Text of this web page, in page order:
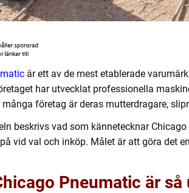
är ett av de mest etablerade
har utvecklat professionella
företag är deras mutterdragare,
beskrivs vad som kännetecknar
vid val och inköp. Målet är att göra det
Pneumatic är